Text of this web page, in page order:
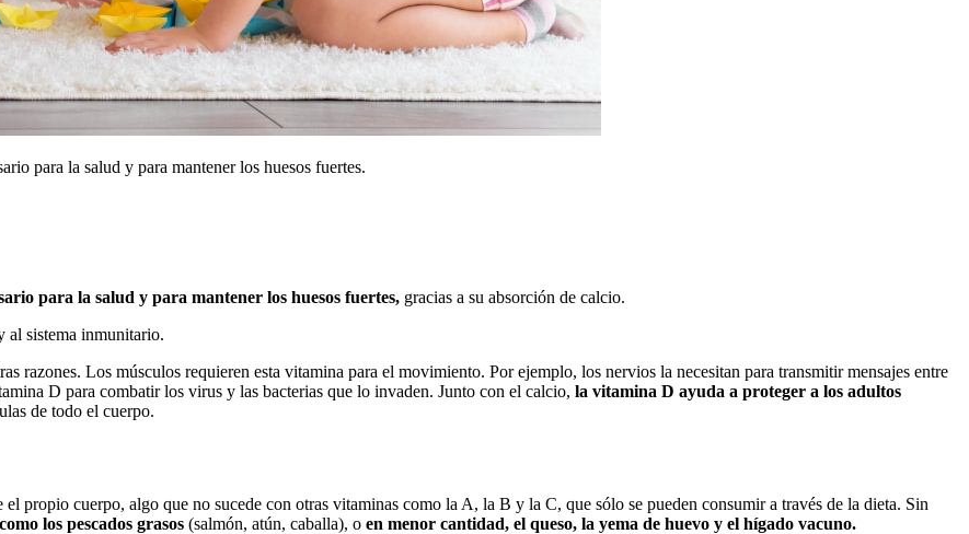
para la salud y para mantener los huesos fuertes.
para la salud y para mantener los huesos fuertes, gracias a su absorción de calcio.
al sistema inmunitario.
razones. Los músculos requieren esta vitamina para el movimiento. Por ejemplo, los nervios la necesitan para transmitir mensajes entre
D para combatir los virus y las bacterias que lo invaden. Junto con el calcio, la vitamina D ayuda a proteger a los adultos
de todo el cuerpo.
propio cuerpo, algo que no sucede con otras vitaminas como la A, la B y la C, que sólo se pueden consumir a través de la dieta. Sin
los pescados grasos (salmón, atún, caballa), o en menor cantidad, el queso, la yema de huevo y el hígado vacuno.